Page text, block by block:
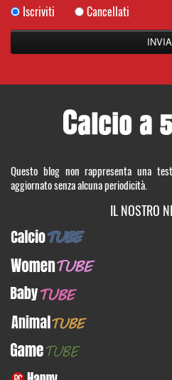
Iscriviti
Cancellati
Questo blog non rappresenta una
aggiornato senza alcuna periodicità.
IL NOSTRO